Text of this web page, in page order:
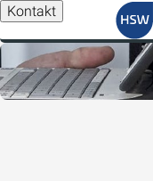
Kontakt